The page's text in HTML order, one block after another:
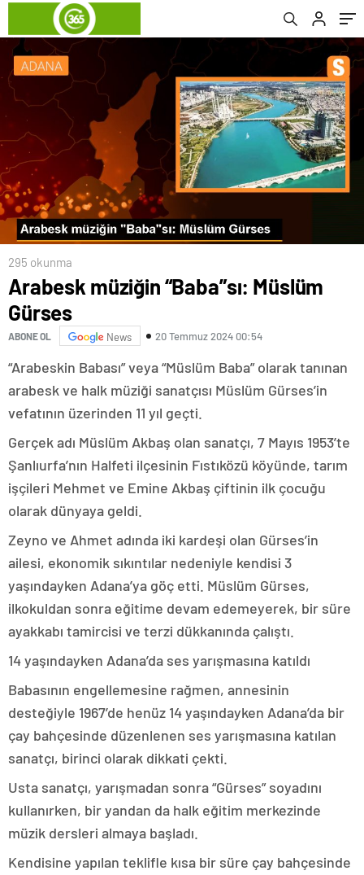
295 okunma
Arabesk müziğin “Baba”sı: Müslüm
Gürses
ABONE OL News 20 Temmuz 2024 00:54
“Arabeskin Babası” veya “Müslüm Baba” olarak tanınan
arabesk ve halk müziği sanatçısı Müslüm Gürses’in
vefatının üzerinden 11 yıl geçti.
Gerçek adı Müslüm Akbaş olan sanatçı, 7 Mayıs 1953’te
Şanlıurfa’nın Halfeti ilçesinin Fıstıközü köyünde, tarım
işçileri Mehmet ve Emine Akbaş çiftinin ilk çocuğu
olarak dünyaya geldi.
Zeyno ve Ahmet adında iki kardeşi olan Gürses’in
ailesi, ekonomik sıkıntılar nedeniyle kendisi 3
yaşındayken Adana’ya göç etti. Müslüm Gürses,
ilkokuldan sonra eğitime devam edemeyerek, bir süre
ayakkabı tamircisi ve terzi dükkanında çalıştı.
14 yaşındayken Adana’da ses yarışmasına katıldı
Babasının engellemesine rağmen, annesinin
desteğiyle 1967’de henüz 14 yaşındayken Adana’da bir
çay bahçesinde düzenlenen ses yarışmasına katılan
sanatçı, birinci olarak dikkati çekti.
Usta sanatçı, yarışmadan sonra “Gürses” soyadını
kullanırken, bir yandan da halk eğitim merkezinde
müzik dersleri almaya başladı.
Kendisine yapılan teklifle kısa bir süre çay bahçesinde